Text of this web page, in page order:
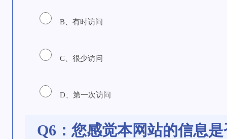
B、有时访问
C、很少访问
D、第一次访问
Q6：您感觉本网站的信息